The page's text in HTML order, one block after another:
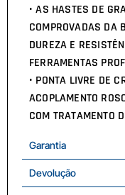
• AS HASTES DE
COMPROVADAS DA
DUREZA E
FERRAMENTAS
• PONTA LIVRE DE
ACOPLAMENTO
COM TRATAMENTO
Garantia
Devolução